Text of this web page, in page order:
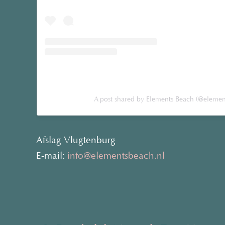
A post shared by Elements Beach
Afslag Vlugtenburg
E-mail: info@elementsbeach.nl